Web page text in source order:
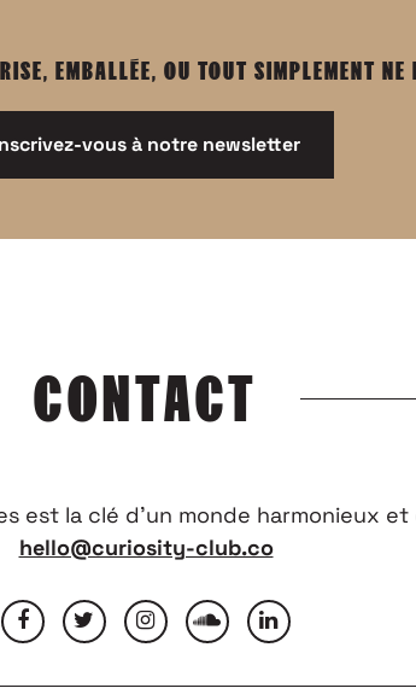
EMBALLÉE, OU TOUT SIMPLEMENT NE
vous à notre newsletter
CONTACT
est la clé d’un monde harmonieux
hello@curiosity-club.co